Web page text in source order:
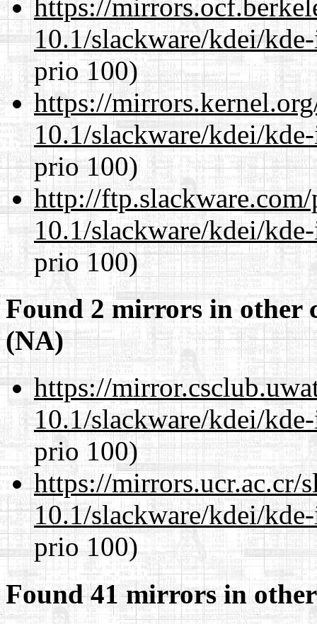
https://
10.1/slackware/kdei/
prio 100)
https://
10.1/slackware/kdei/
prio 100)
http://
10.1/slackware/kdei/
prio 100)
Found 2 mirrors in other
(NA)
https://
10.1/slackware/kdei/
prio 100)
https://mirrors.ucr.ac.cr/
10.1/slackware/kdei/
prio 100)
Found 41 mirrors in